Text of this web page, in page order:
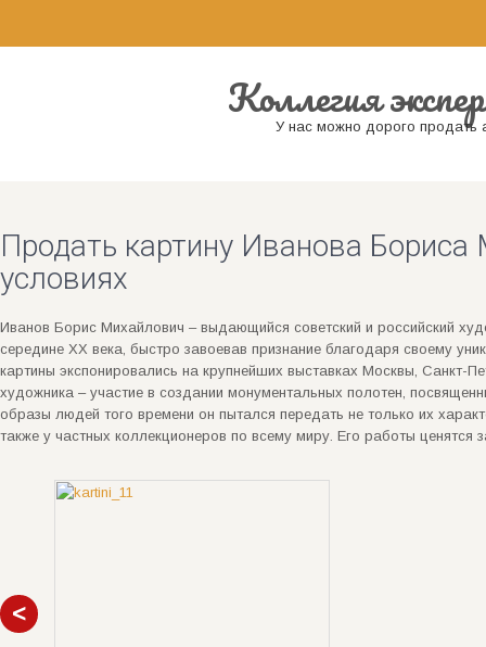
Коллегия
У нас можно дорого продать
Продать картину Иванова
условиях
Иванов Борис Михайлович – выдающийся советский и российский
середине XX века, быстро завоевав признание благодаря своему
картины экспонировались на крупнейших выставках Москвы,
художника – участие в создании монументальных полотен,
образы людей того времени он пытался передать не только их
также у частных коллекционеров по всему миру. Его работы ценятся